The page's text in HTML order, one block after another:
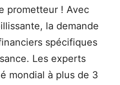
prometteur ! Avec
la demande
spécifiques
Les experts
mondial à plus de 3